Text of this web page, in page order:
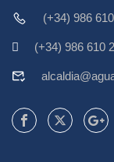
(+34) 986
(+34) 986 610